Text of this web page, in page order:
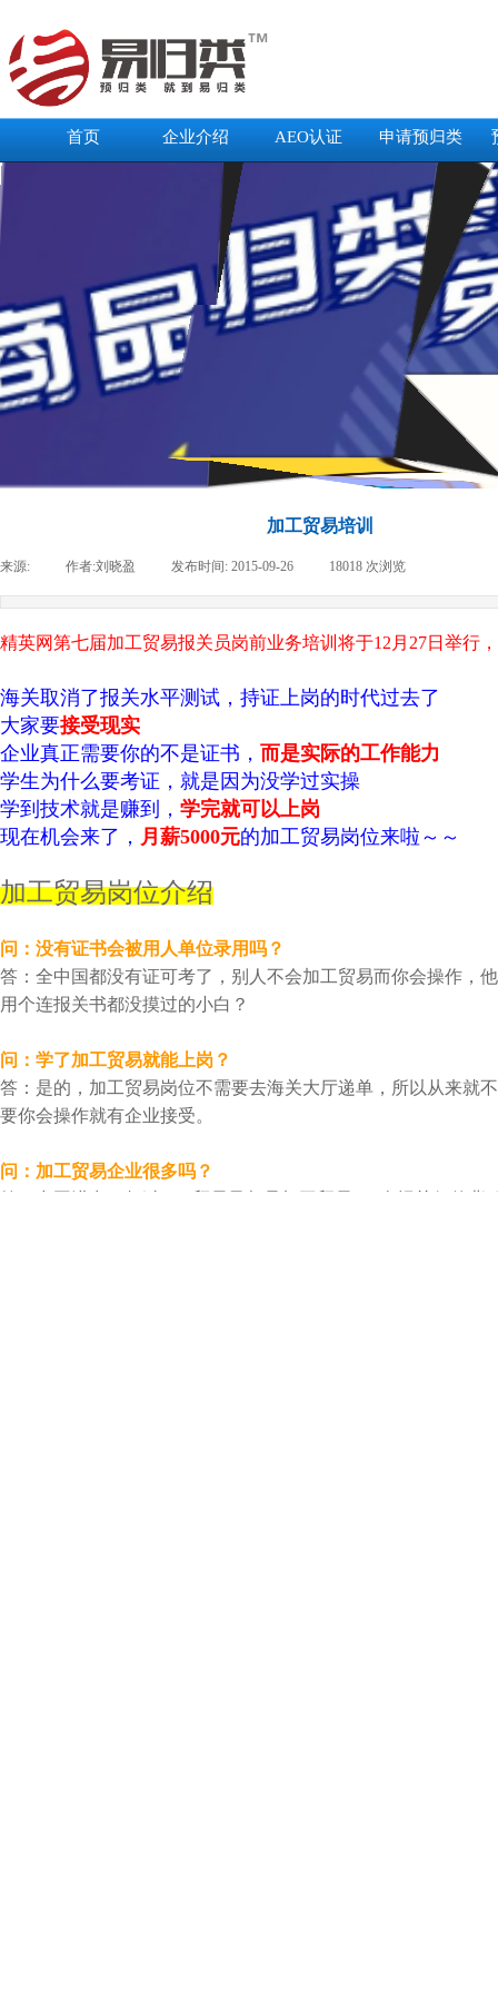
首页 企业介绍 AEO认证 申请预归类
加工贸易培训
来源: 作者:刘晓盈 发布时间: 2015-09-26 18018 次浏览
精英网第七届加工贸易报关员岗前业务培训将于12月27日举行
海关取消了报关水平测试，持证上岗的时代过去了
大家要接受现实
企业真正需要你的不是证书， 而是实际的工作能力
学生为什么要考证，就是因为没学过实操
学到技术就是赚到， 学完就可以上岗
现在机会来了， 月薪5000元的加工贸易岗位来啦～～
加工贸易岗位介绍
问：没有证书会被用人单位录用吗？
答：全中国都没有证可考了，别人不会加工贸易而你会操作，
用个连报关书都没摸过的小白？
问：学了加工贸易就能上岗？
答：是的，加工贸易岗位不需要去海关大厅递单，所以从来就
要你会操作就有企业接受。
问：加工贸易企业很多吗？